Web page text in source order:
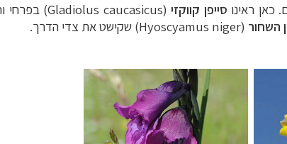
ראינו סייפן קווקזי (
Gladiolus caucasicus) בפרחי
השחור (
Hyoscyamus niger) שקישט את צדי הדרך.